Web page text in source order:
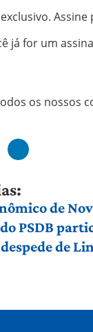
já for um
os nossos
de
PSDB
de